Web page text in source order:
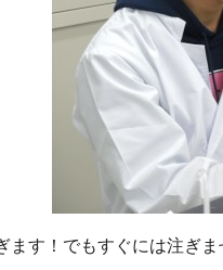
ます！でもすぐには注ぎ